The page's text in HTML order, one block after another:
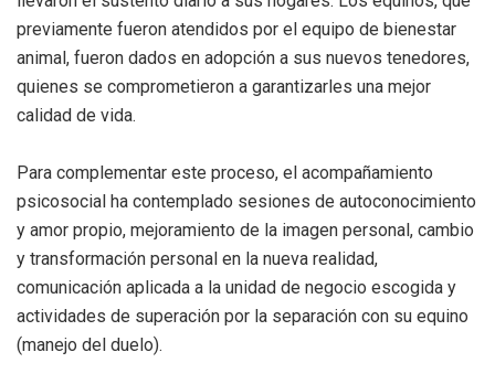
previamente fueron atendidos por el equipo de bienestar
animal, fueron dados en adopción a sus nuevos tenedores,
quienes se comprometieron a garantizarles una mejor
calidad de vida.
Para complementar este proceso, el acompañamiento
psicosocial ha contemplado sesiones de autoconocimiento
y amor propio, mejoramiento de la imagen personal, cambio
y transformación personal en la nueva realidad,
comunicación aplicada a la unidad de negocio escogida y
actividades de superación por la separación con su equino
(manejo del duelo).